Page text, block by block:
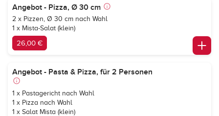
Angebot - Pizza, Ø 30 cm
2 x Pizzen, Ø 30 cm nach Wahl
1 x Mista-Salat (klein)
26,00 €
Angebot - Pasta & Pizza, für 2 Personen
1 x Pastagericht nach Wahl
1 x Pizza nach Wahl
1 x Salat Mista (klein)